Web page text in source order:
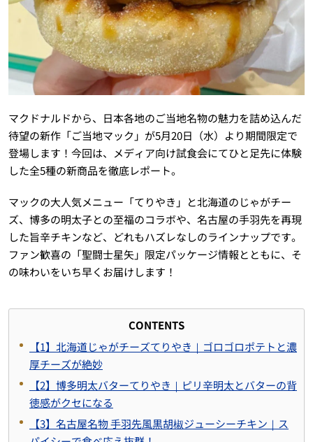
マクドナルドから、日本各地のご当地名物の魅力を詰め込んだ
待望の新作「ご当地マック」が5月20日（水）より期間限定で
登場します！今回は、メディア向け試食会にてひと足先に体験
した全5種の新商品を徹底レポート。
マックの大人気メニュー「てりやき」と北海道のじゃがチー
ズ、博多の明太子との至福のコラボや、名古屋の手羽先を再現
した旨辛チキンなど、どれもハズレなしのラインナップです。
ファン歓喜の「聖闘士星矢」限定パッケージ情報とともに、そ
の味わいをいち早くお届けします！
CONTENTS
【1】北海道じゃがチーズてりやき｜ゴロゴロポテトと濃
厚チーズが絶妙
【2】博多明太バターてりやき｜ピリ辛明太とバターの背
徳感がクセになる
【3】名古屋名物 手羽先風黒胡椒ジューシーチキン｜ス